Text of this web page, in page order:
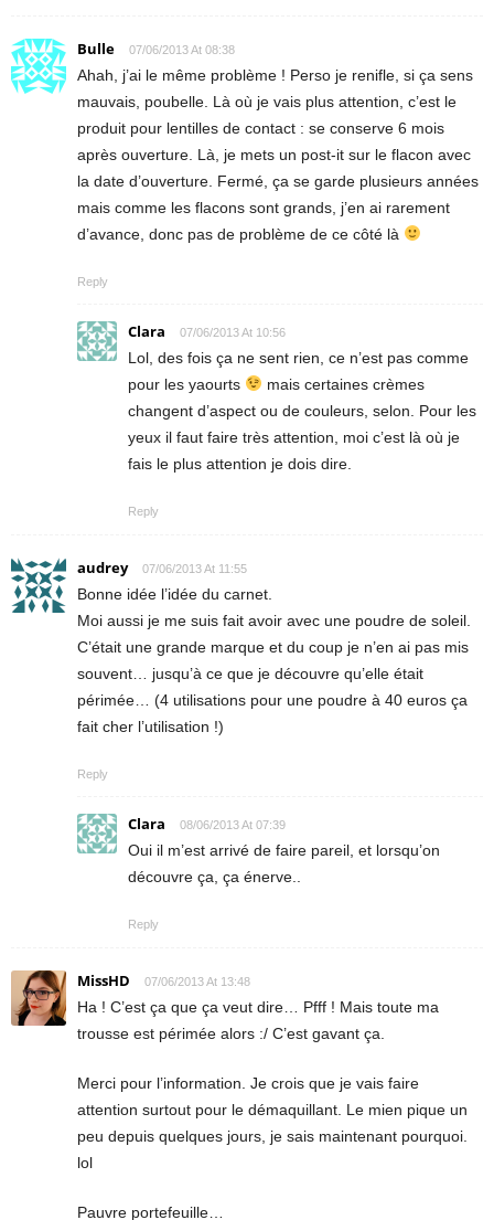
Bulle 07/06/2013 At 08:38
Ahah, j’ai le même problème ! Perso je renifle, si ça sens
mauvais, poubelle. Là où je vais plus attention, c’est le
produit pour lentilles de contact : se conserve 6 mois
après ouverture. Là, je mets un post-it sur le flacon avec
la date d’ouverture. Fermé, ça se garde plusieurs années
mais comme les flacons sont grands, j’en ai rarement
d’avance, donc pas de problème de ce côté là
Reply
Clara 07/06/2013 At 10:56
Lol, des fois ça ne sent rien, ce n’est pas comme
pour les yaourts
mais certaines crèmes
changent d’aspect ou de couleurs, selon. Pour les
yeux il faut faire très attention, moi c’est là où je
fais le plus attention je dois dire.
Reply
audrey 07/06/2013 At 11:55
Bonne idée l’idée du carnet.
Moi aussi je me suis fait avoir avec une poudre de soleil.
C’était une grande marque et du coup je n’en ai pas mis
souvent… jusqu’à ce que je découvre qu’elle était
périmée… (4 utilisations pour une poudre à 40 euros ça
fait cher l’utilisation !)
Reply
Clara 08/06/2013 At 07:39
Oui il m’est arrivé de faire pareil, et lorsqu’on
découvre ça, ça énerve..
Reply
MissHD 07/06/2013 At 13:48
Ha ! C’est ça que ça veut dire… Pfff ! Mais toute ma
trousse est périmée alors :/ C’est gavant ça.
Merci pour l’information. Je crois que je vais faire
attention surtout pour le démaquillant. Le mien pique un
peu depuis quelques jours, je sais maintenant pourquoi.
lol
Pauvre portefeuille…